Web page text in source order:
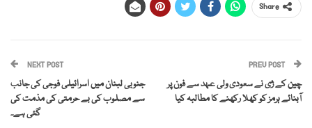
Share
PREV POST
چین کے ژی نے سعودی ولی عہد سے فون پر
آبنائے ہرمز کو کھلا رکھنے کا مطالبہ کیا
NEXT POST
جنوبی لبنان میں اسرائیلی فوجی کی جانب
سے مصلوب کی بے حرمتی کی مذمت کی
گئی ہے۔